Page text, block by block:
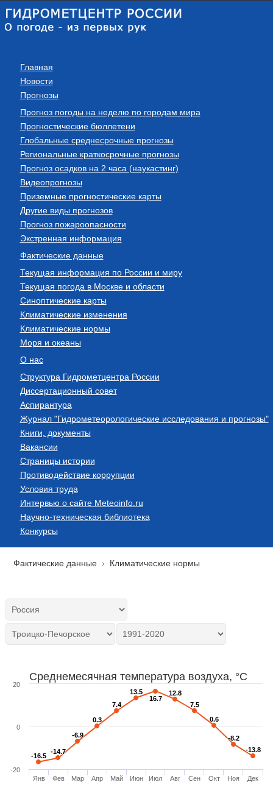
Главная
Новости
Прогнозы
Прогноз погоды на неделю по городам мира
Прогностические бюллетени
Глобальные среднесрочные прогнозы
Региональные краткосрочные прогнозы
Прогноз осадков на 2 часа (наукастинг)
Видеопрогнозы
Приземные прогностические карты
Другие виды прогнозов
Прогноз пожароопасности
Экстренная информация
Фактические данные
Текущая информация по России и миру
Текущая погода в Москве и области
Синоптические карты
Климатические изменения
Климатические нормы
Моря и океаны
О нас
Структура Гидрометцентра России
Диссертационный совет
Аспирантура
Журнал "Гидрометеорологические исследования и прогнозы"
Книги, документы
Вакансии
Страницы истории
Противодействие коррупции
Условия труда
Интервью о сайте Meteoinfo.ru
Научно-техническая библиотека
Конкурсы
Фактические данные Климатические нормы
Среднемесячная температура воздуха, °C
-16.5
-16.5
-14.7
-14.7
-6.9
-6.9
0.3
0.3
7.4
7.4
13.5
13.5
16.7
16.7
12.8
12.8
7.5
7.5
0.6
0.6
-8.2
-8.2
-13.8
-13.8
Янв Фев Мар Апр Май Июн Июл Авг Сен Окт Ноя Дек
-20
0
20